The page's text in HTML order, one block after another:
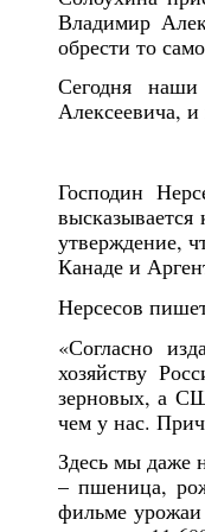
Владимир
обрести то
Сегодня
Алексеевича,
Господин
утверждение,
Канаде и
Нерсесов
«Согласно
хозяйству
зерновых, а
чем у нас.
Здесь мы даже
– пшеница,
фильме урожаи